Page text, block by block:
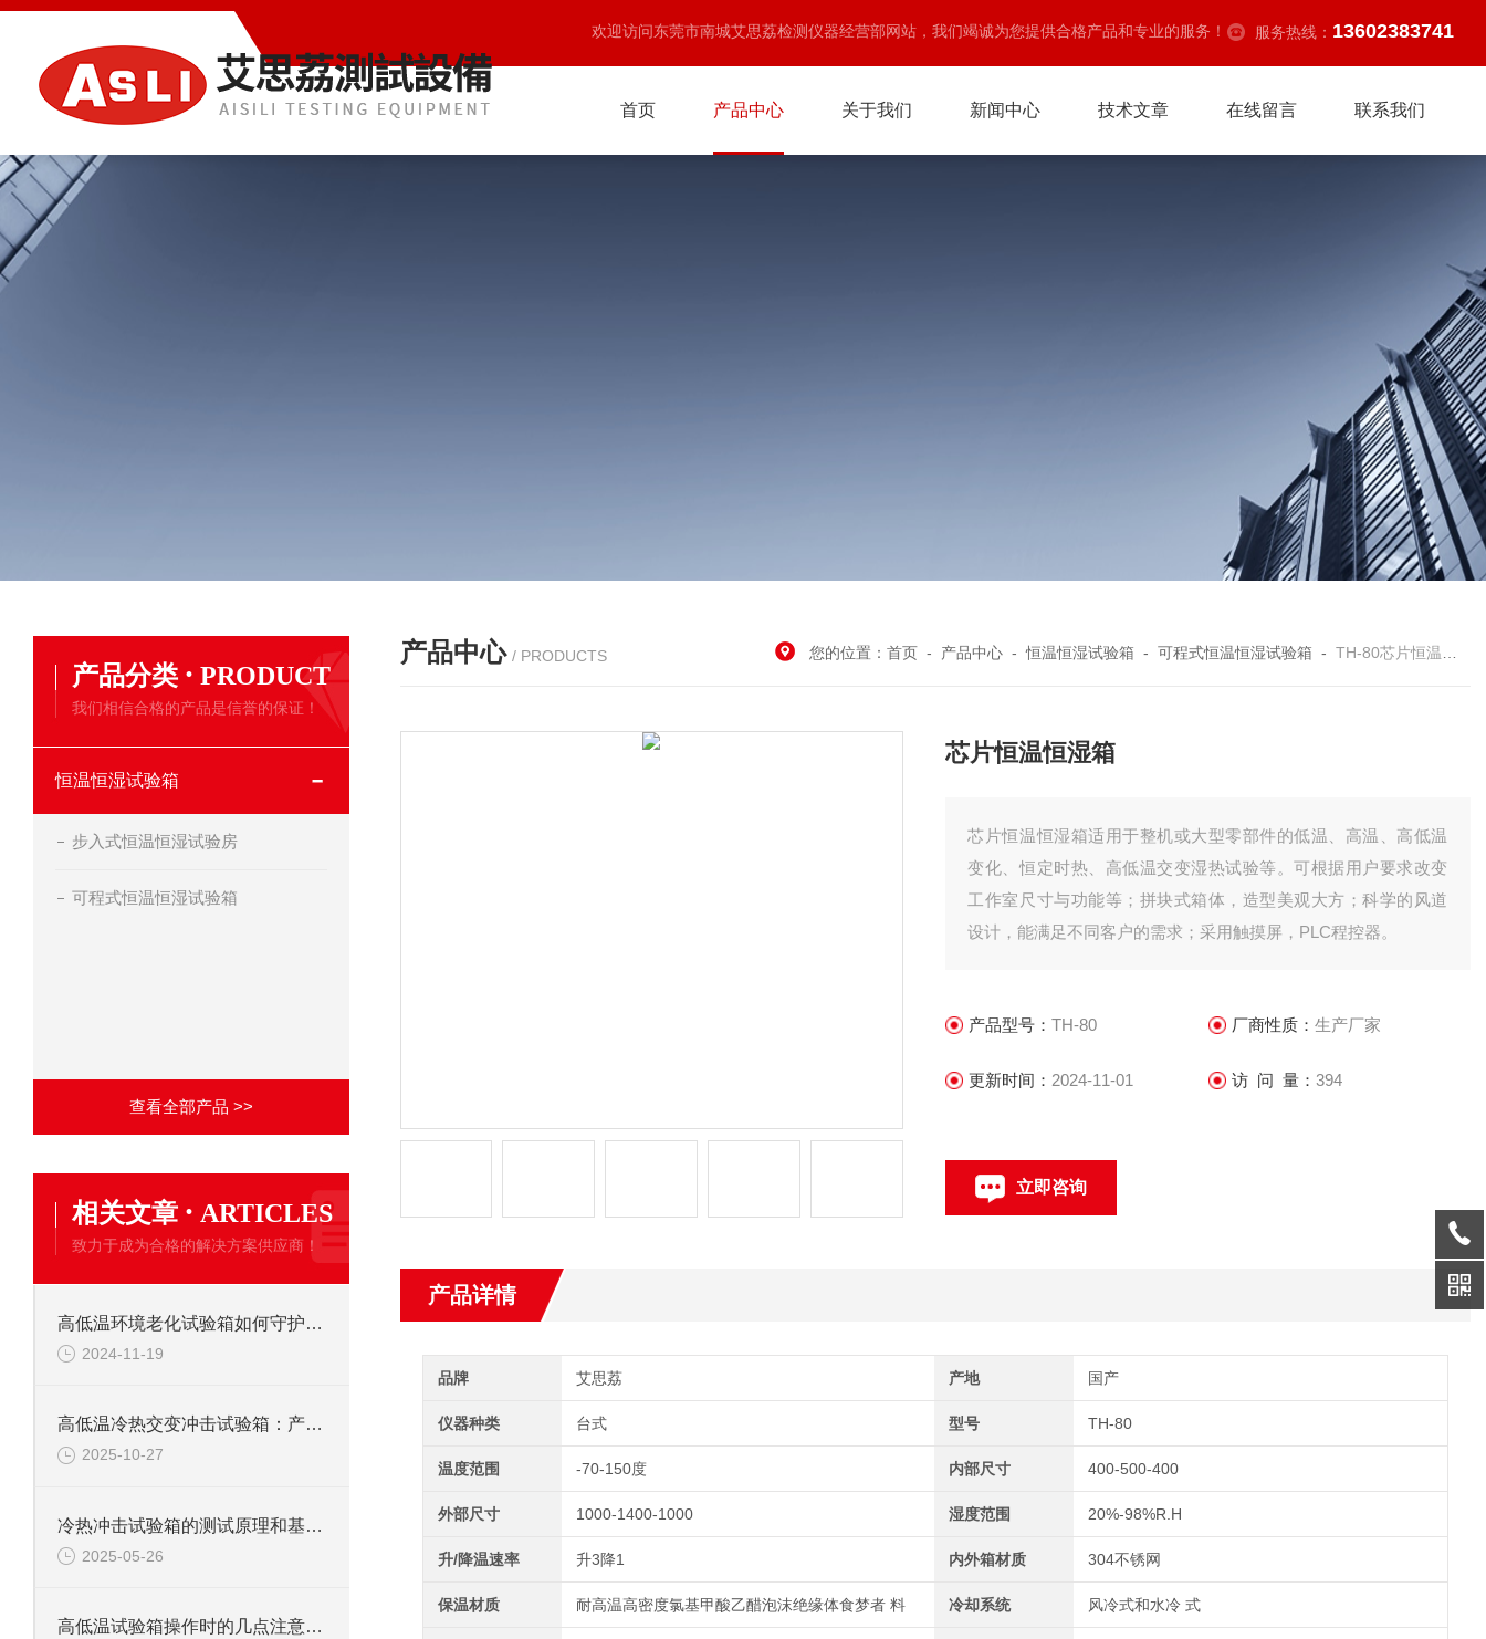
欢迎访问东莞市南城艾思荔检测仪器经营部网站，我们竭诚为您提供合格产品和专业的服务！ 服务热线： 13602383741
首页 产品中心 关于我们 新闻中心 技术文章 在线留言 联系我们
产品分类 · PRODUCT
我们相信合格的产品是信誉的保证！
恒温恒湿试验箱
步入式恒温恒湿试验房
可程式恒温恒湿试验箱
查看全部产品 >>
相关文章 · ARTICLES
致力于成为合格的解决方案供应商！
高低温环境老化试验箱如何守护产品质量？
2024-11-19
高低温冷热交变冲击试验箱：产品耐候性
2025-10-27
冷热冲击试验箱的测试原理和基本概念
2025-05-26
高低温试验箱操作时的几点注意事项
产品中心 / PRODUCTS 您的位置：首页 - 产品中心 -恒温恒湿试验箱 -可程式恒温恒湿试验箱 -TH-80芯片恒温恒湿箱
芯片恒温恒湿箱
芯片恒温恒湿箱适用于整机或大型零部件的低温、高温、高低温
变化、恒定时热、高低温交变湿热试验等。可根据用户要求改变
工作室尺寸与功能等；拼块式箱体，造型美观大方；科学的风道
设计，能满足不同客户的需求；采用触摸屏，PLC程控器。
产品型号：TH-80 厂商性质： 生产厂家
更新时间： 2024-11-01 访 问 量： 394
立即咨询
产品详情
品牌 艾思荔 产地 国产
仪器种类 台式 型号 TH-80
温度范围 -70-150度 内部尺寸 400-500-400
外部尺寸 1000-1400-1000 湿度范围 20%-98%R.H
升/降温速率 升3降1 内外箱材质 304不锈网
保温材质 耐高温高密度氯基甲酸乙醋泡沫绝缘体食梦者 料 冷却系统 风冷式和水冷 式